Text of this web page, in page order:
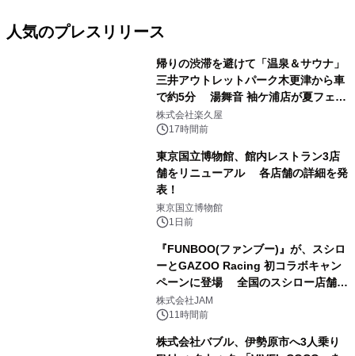
人気のプレスリリース
帰りの渋滞を避けて「温泉＆サウナ」
三井アウトレットパーク木更津から車
で約5分 湯舞音 袖ケ浦店が夏フェア
メニューを提供
株式会社楽久屋
17時間前
東京国立博物館、館内レストラン3店
舗をリニューアル 各店舗の詳細を発
表！
東京国立博物館
1日前
『FUNBOO(ファンブー)』が、スシロ
ーとGAZOO Racing 初コラボキャン
ペーンに登場 全国のスシロー店舗で
GR 4車種の FUNBOO(ミニカー)付き
メニューが展開されます
株式会社JAM
11時間前
株式会社バブル、伊勢原市へ3人乗り